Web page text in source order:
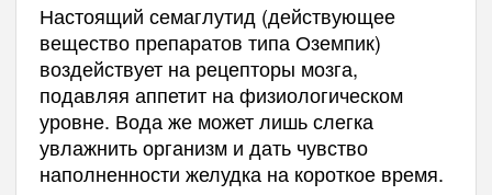
Настоящий семаглутид (действующее
вещество препаратов типа Оземпик)
воздействует на рецепторы мозга,
подавляя аппетит на физиологическом
уровне. Вода же может лишь слегка
увлажнить организм и дать чувство
наполненности желудка на короткое время.